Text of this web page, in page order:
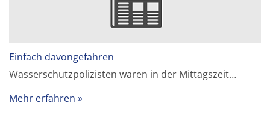
Einfach davongefahren
Wasserschutzpolizisten waren in der Mittagszeit…
Mehr erfahren